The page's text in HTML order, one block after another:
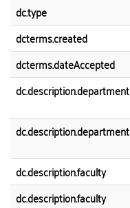
dc.type
dcterms.created
dcterms.dateAccepted
dc.description.department
dc.description.department
dc.description.faculty
dc.description.faculty